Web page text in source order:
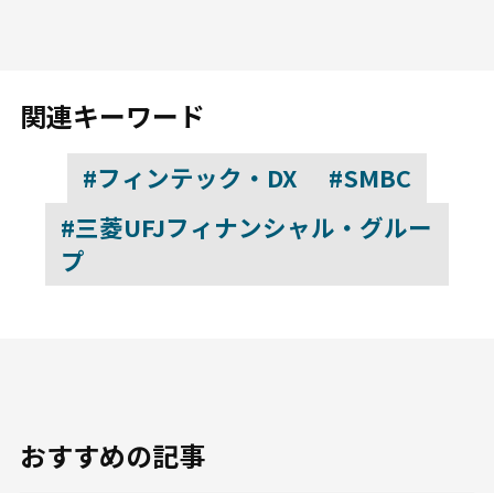
関連キーワード
#フィンテック・DX
#SMBC
#三菱UFJフィナンシャル・グルー
プ
おすすめの記事